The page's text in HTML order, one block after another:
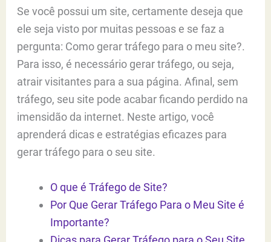
Se você possui um site, certamente deseja que
ele seja visto por muitas pessoas e se faz a
pergunta: Como gerar tráfego para o meu site?.
Para isso, é necessário gerar tráfego, ou seja,
atrair visitantes para a sua página. Afinal, sem
tráfego, seu site pode acabar ficando perdido na
imensidão da internet. Neste artigo, você
aprenderá dicas e estratégias eficazes para
gerar tráfego para o seu site.
O que é Tráfego de Site?
Por Que Gerar Tráfego Para o Meu Site é
Importante?